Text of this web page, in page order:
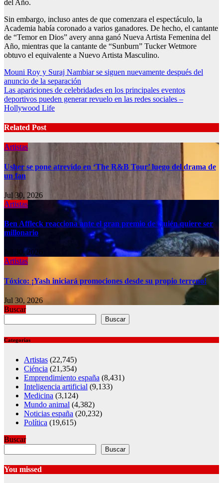
del Año.
Sin embargo, incluso antes de que comenzara el espectáculo, la
Academia había coronado a varios ganadores. De hecho, el cantante
de “Temor en Dios” avery anna ganó Nueva Artista Femenina del
Año, mientras que la cantante de “Sunburn” Tucker Wetmore
obtuvo el equivalente a Nuevo Artista Masculino.
Post
navigation
Mouni Roy y Suraj Nambiar se siguen nuevamente después del
anuncio de la separación
Las apariciones de celebridades en los principales eventos
deportivos pueden generar revuelo en las redes sociales –
Hollywood Life
Related Post
Artistas
Usher se pone atrevido en ‘The R&B Tour’ luego del drama de
un fan
Jul 30, 2026
Artistas
Ben Affleck reacciona ante el gran premio de Quién quiere ser
millonario
Jul 30, 2026
Artistas
Tóxico: ¡Yash iniciará promociones desde su propio terreno!
Jul 30, 2026
Buscar
Buscar
Categorías
Artistas (22,745)
Ciéncia (21,354)
Emprendimiento españa (8,431)
Inteligencia artificial (9,133)
Medicina (3,124)
Mundo animal (4,382)
Noticias españa (20,232)
Política (19,615)
Buscar
Buscar
You missed